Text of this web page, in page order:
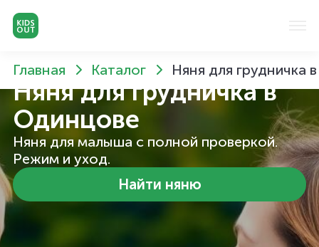
Главная Каталог Няня для грудничка
Няня для грудничка в
Одинцове
Няня для малыша с полной проверкой.
Режим и уход.
Найти няню